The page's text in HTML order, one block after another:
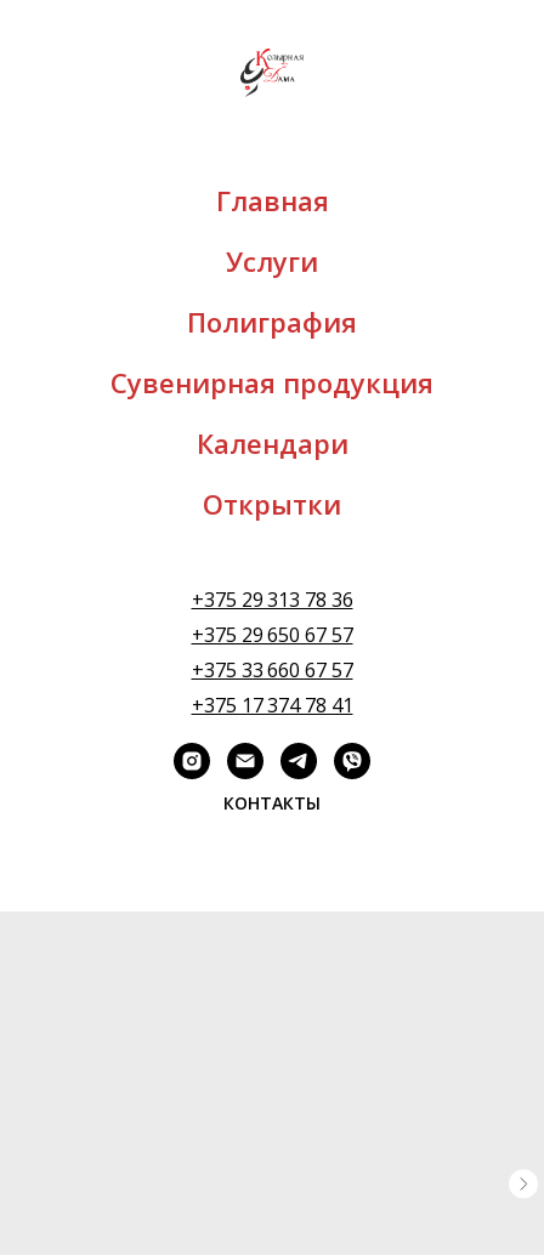
Главная
Услуги
Полиграфия
Сувенирная продукция
Календари
Открытки
+375 29 313 78 36
+375 29 650 67 57
+375 33 660 67 57
+375 17 374 78 41
КОНТАКТЫ